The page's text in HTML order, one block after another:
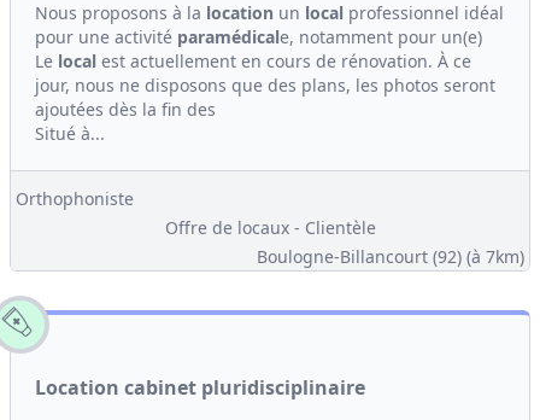
Nous proposons à la location un local professionnel idéal
pour une activité paramédicale, notamment pour un(e)
Le local est actuellement en cours de rénovation. À ce
jour, nous ne disposons que des plans, les photos seront
ajoutées dès la fin des
Situé à...
Orthophoniste
Offre de locaux - Clientèle
Boulogne-Billancourt (92) (à 7km)
Location cabinet pluridisciplinaire